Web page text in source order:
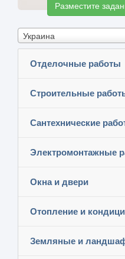
Разместите
Украина
Отделочные работы
Строительные
Сантехнические
Электромонтажные
Окна и двери
Отопление и
Земляные и